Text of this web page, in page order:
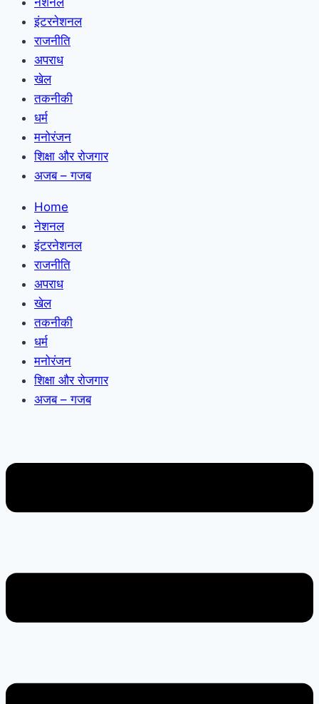
इंटरनेशनल
राजनीति
अपराध
खेल
तकनीकी
धर्म
मनोरंजन
शिक्षा और रोजगार
अजब – गजब
Home
नेशनल
इंटरनेशनल
राजनीति
अपराध
खेल
तकनीकी
धर्म
मनोरंजन
शिक्षा और रोजगार
अजब – गजब